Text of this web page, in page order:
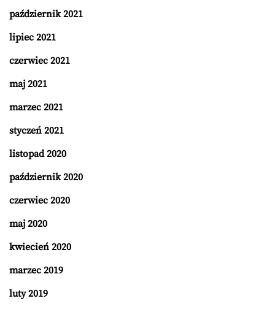
październik 2021
lipiec 2021
czerwiec 2021
maj 2021
marzec 2021
styczeń 2021
listopad 2020
październik 2020
czerwiec 2020
maj 2020
kwiecień 2020
marzec 2019
luty 2019